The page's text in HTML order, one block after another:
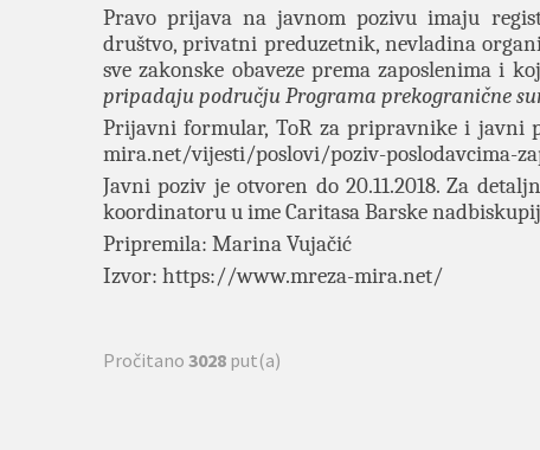
Pravo prijava na javnom pozivu imaju
društvo, privatni preduzetnik, nevladina
sve zakonske obaveze prema zaposlenima i
pripadaju području Programa prekogranične
Prijavni formular, ToR za pripravnike i javni
mira.net/vijesti/poslovi/poziv-poslodavcima-
Javni poziv je otvoren do 20.11.2018. Za
koordinatoru u ime Caritasa Barske
Pripremila: Marina Vujačić
Izvor: https://www.mreza-mira.net/
Pročitano 3028 put(a)